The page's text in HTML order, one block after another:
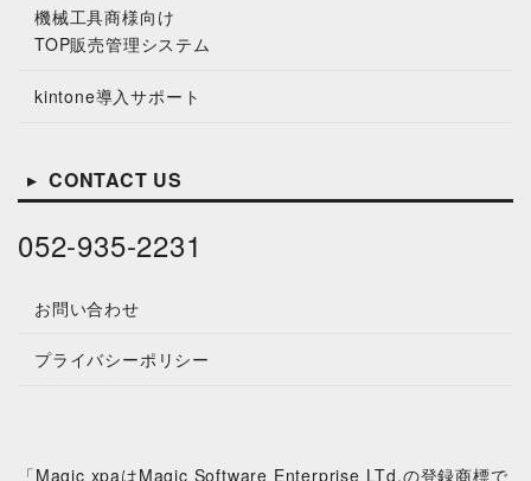
機械工具商様向け
TOP販売管理システム
kintone導⼊サポート
CONTACT US
052-935-2231
お問い合わせ
プライバシーポリシー
「Magic xpaはMagic Software Enterprise LTd.の登録商標で